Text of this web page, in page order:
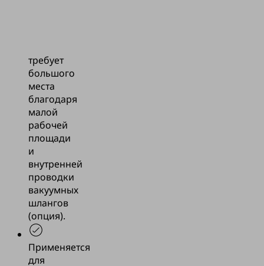
требует
большого
места
благодаря
малой
рабочей
площади
и
внутренней
проводки
вакуумных
шлангов
(опция).
Применяется
для